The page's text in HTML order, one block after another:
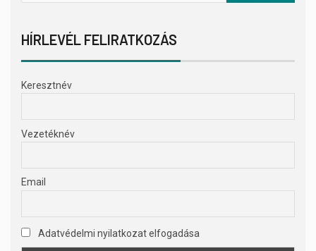
HÍRLEVÉL FELIRATKOZÁS
Keresztnév
Vezetéknév
Email
Adatvédelmi nyilatkozat elfogadása